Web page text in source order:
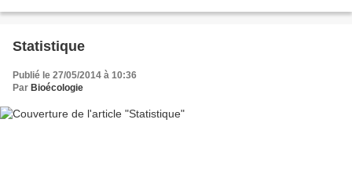
Statistique
Publié le 27/05/2014 à 10:36
Par Bioécologie